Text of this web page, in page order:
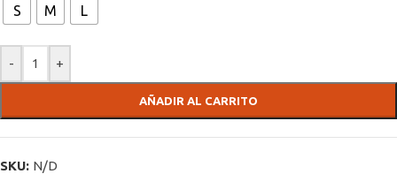
S M L
- +
AÑADIR AL CARRITO
SKU: N/D